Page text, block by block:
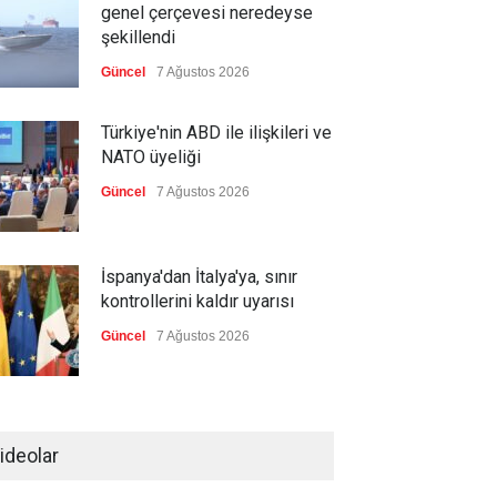
genel çerçevesi neredeyse
şekillendi
Güncel 7 Ağustos 2026
Türkiye'nin ABD ile ilişkileri ve
NATO üyeliği
Güncel 7 Ağustos 2026
İspanya'dan İtalya'ya, sınır
kontrollerini kaldır uyarısı
Güncel 7 Ağustos 2026